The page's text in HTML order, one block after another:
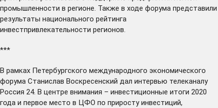
промышленности в регионе. Также в ходе форума представили
результаты национального рейтинга
инвестпривлекательности регионов.
***
В рамках Петербургского международного экономического
форума Станислав Воскресенский дал интервью телеканалу
Россия 24. В центре внимания – инвестиционные итоги 2020
года и первое место в ЦФО по приросту инвестиций,